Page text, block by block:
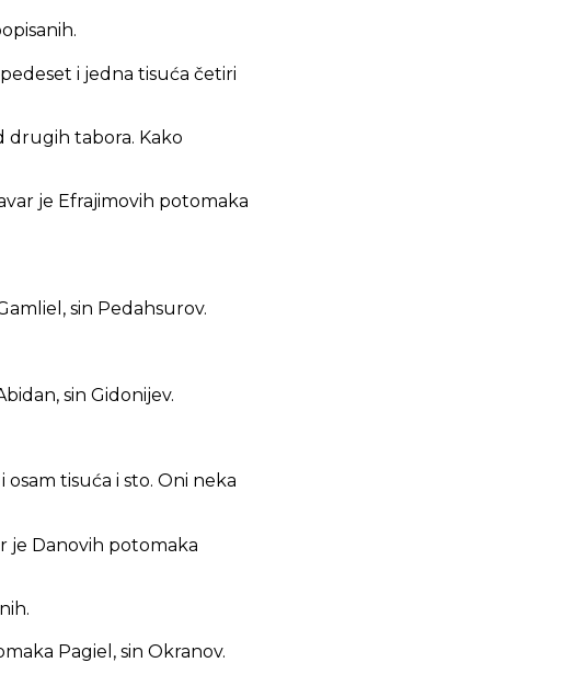
i jedna tisuća četiri
drugih tabora. Kako
je Efrajimovih potomaka
sin Pedahsurov.
sin Gidonijev.
tisuća i sto. Oni neka
je Danovih potomaka
Pagiel, sin Okranov.